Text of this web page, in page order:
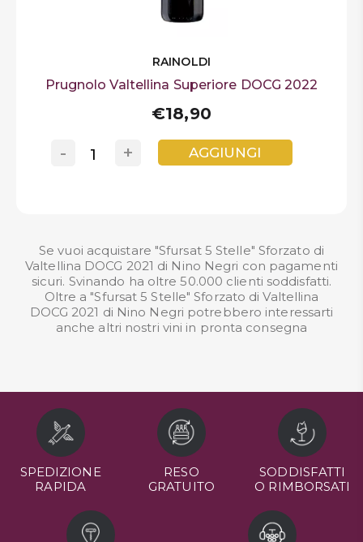
RAINOLDI
Prugnolo Valtellina Superiore DOCG 2022
€18,90
+
- AGGIUNGI
Se vuoi acquistare "Sfursat 5 Stelle" Sforzato di
Valtellina DOCG 2021 di Nino Negri con pagamenti
sicuri. Svinando ha oltre 50.000 clienti soddisfatti.
Oltre a "Sfursat 5 Stelle" Sforzato di Valtellina
DOCG 2021 di Nino Negri potrebbero interessarti
anche altri nostri vini in pronta consegna
SPEDIZIONE
RAPIDA
RESO
GRATUITO
SODDISFATTI
O RIMBORSATI